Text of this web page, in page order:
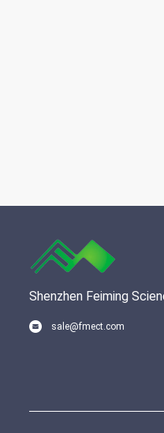
Shenzhen Feiming
sale@fmect.com